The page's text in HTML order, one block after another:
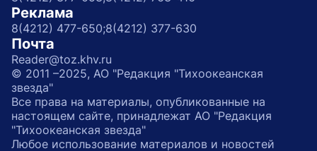
Реклама
8(4212) 477-650;8(4212) 377-630
Почта
Reader@toz.khv.ru
© 2011 –2025, АО "Редакция "Тихоокеанская
звезда"
Все права на материалы, опубликованные на
настоящем сайте, принадлежат АО "Редакция
"Тихоокеанская звезда"
Любое использование материалов и новостей